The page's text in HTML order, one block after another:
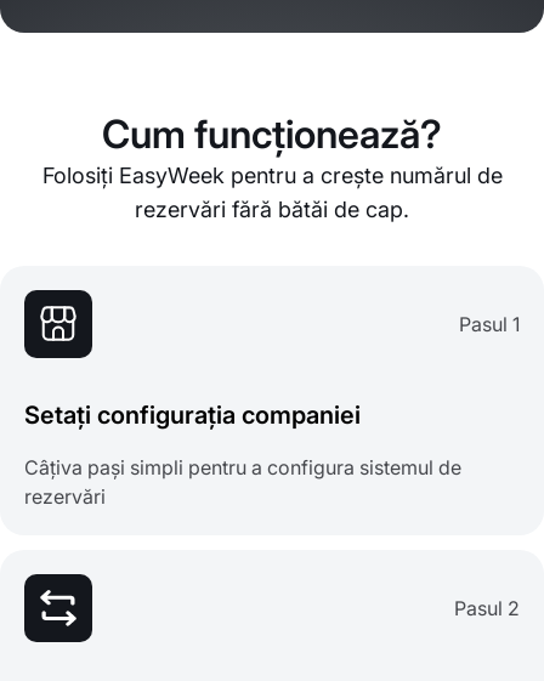
Cum funcționează?
Folosiți EasyWeek pentru a crește numărul de
rezervări fără bătăi de cap.
Pasul 1
Setați configurația companiei
Câțiva pași simpli pentru a configura sistemul de
rezervări
Pasul 2